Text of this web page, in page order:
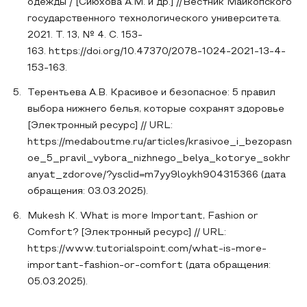
одежды / [Сиюхова А.М. и др.] //Вестник Майкопского
государственного технологического университета.
2021. Т. 13, № 4. С. 153-
163. https://doi.org/10.47370/2078-1024-2021-13-4-
153-163.
Терентьева А.В. Красивое и безопасное: 5 правил
выбора нижнего белья, которые сохранят здоровье
[Электронный ресурс] // URL:
https://medaboutme.ru/articles/krasivoe_i_bezopasn
oe_5_pravil_vybora_nizhnego_belya_kotorye_sokhr
anyat_zdorove/?ysclid=m7yy9loykh904315366 (дата
обращения: 03.03.2025).
Mukesh K. What is more Important, Fashion or
Comfort? [Электронный ресурс] // URL:
https://www.tutorialspoint.com/what-is-more-
important-fashion-or-comfort (дата обращения:
05.03.2025).